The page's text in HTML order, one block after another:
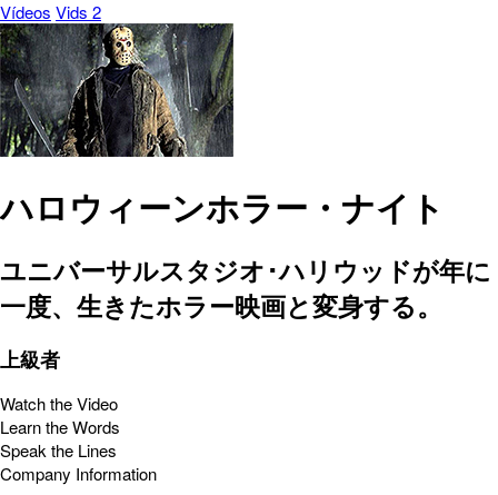
Vídeos Vids 2
ハロウィーンホラー・ナイト
ユニバーサルスタジオ･ハリウッドが年に
一度、生きたホラー映画と変身する。
上級者
Watch the Video
Learn the Words
Speak the Lines
Company Information